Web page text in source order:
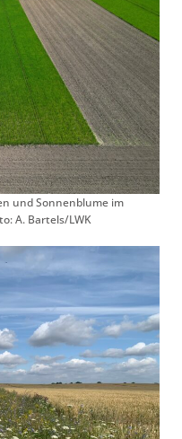
und Sonnenblume im
A. Bartels/LWK